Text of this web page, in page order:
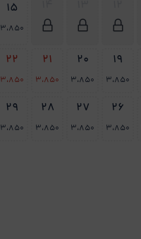
15
3،850
19
3،850
20
3،850
21
3،850
22
3،850
26
3،850
27
3،850
28
3،850
29
3،850